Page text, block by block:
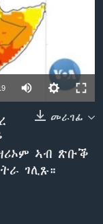
መራገፊ
ኣብ ጽቡቕ
ገሊጹ።